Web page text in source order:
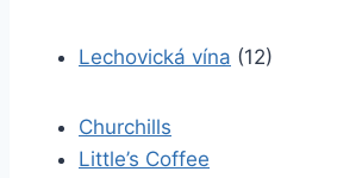
Lechovická vína (12)
Churchills
Little’s Coffee